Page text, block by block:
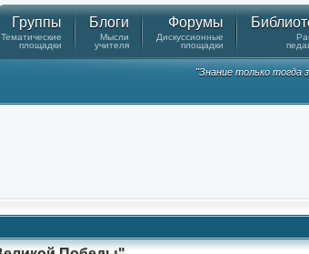
Группы
Тематические
площадки
Блоги
Мысли
учителя
Форумы
Дискуссионные
площадки
"Знание только тогда